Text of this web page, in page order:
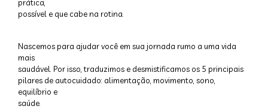
prática,
possível e que cabe na rotina.
Nascemos para ajudar você em sua jornada rumo a uma vida
mais
saudável. Por isso, traduzimos e desmistificamos os 5 principais
pilares de autocuidado: alimentação, movimento, sono,
equilíbrio e
saúde.